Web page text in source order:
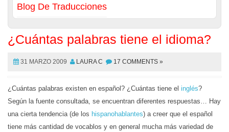
Blog De Traducciones
¿Cuántas palabras tiene el idioma?
31 MARZO 2009 LAURA C 17 COMMENTS »
¿Cuántas palabras existen en español? ¿Cuántas tiene el inglés?
Según la fuente consultada, se encuentran diferentes respuestas… Hay
una cierta tendencia (de los hispanohablantes) a creer que el español
tiene más cantidad de vocablos y en general mucha más variedad de